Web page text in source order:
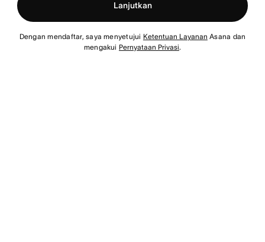
Lanjutkan
Dengan mendaftar, saya menyetujui Ketentuan Layanan Asana dan
mengakui Pernyataan Privasi.